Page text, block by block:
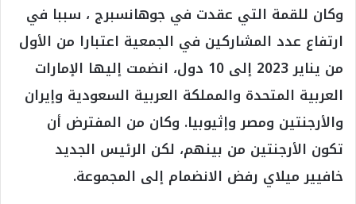
وكان للقمة التي عقدت في جوهانسبرج ، سببا في
ارتفاع عدد المشاركين في الجمعية اعتبارا من الأول
من يناير 2023 إلى 10 دول، انضمت إليها الإمارات
العربية المتحدة والمملكة العربية السعودية وإيران
والأرجنتين ومصر وإثيوبيا. وكان من المفترض أن
تكون الأرجنتين من بينهم، لكن الرئيس الجديد
خافيير ميلاي رفض الانضمام إلى المجموعة.